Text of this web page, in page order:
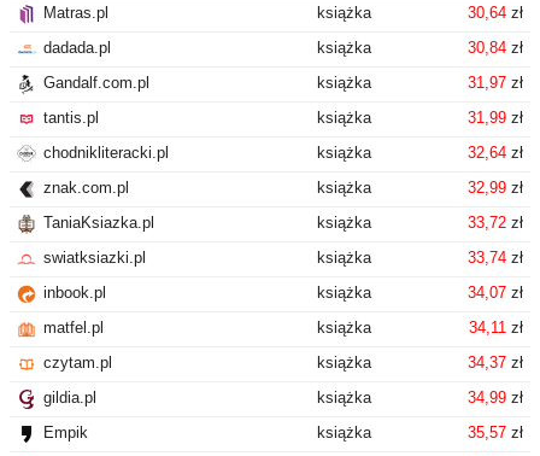
Matras.pl
książka 30,64 zł
dadada.pl
książka 30,84 zł
Gandalf.com.pl
książka 31,97 zł
tantis.pl
książka 31,99 zł
chodnikliteracki.pl
książka 32,64 zł
znak.com.pl
książka 32,99 zł
TaniaKsiazka.pl
książka 33,72 zł
swiatksiazki.pl
książka 33,74 zł
inbook.pl
książka 34,07 zł
matfel.pl
książka 34,11 zł
czytam.pl
książka 34,37 zł
gildia.pl
książka 34,99 zł
Empik
książka 35,57 zł